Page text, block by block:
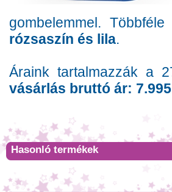
gombelemmel.
rózsaszín és lila.
Áraink tartalmazzák a
vásárlás bruttó ár:
Hasonló termékek